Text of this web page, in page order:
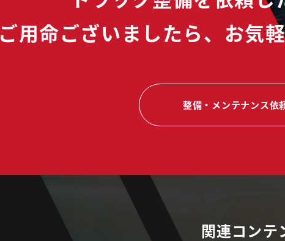
ご用命ございましたら、 お気
整備・メンテナンス依
関連コンテ